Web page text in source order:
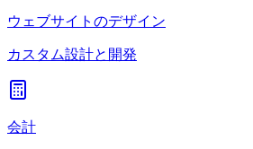
ウェブサイトのデザイン
カスタム設計と開発
会計